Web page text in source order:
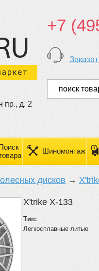
пр., д. 2
+7
Шиномонтаж
дисков →
X'trike X-133
Тип:
Легкосплавные литые